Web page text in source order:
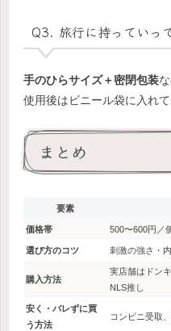
Q3. 旅行に持っていっ
手のひらサイズ＋密閉包装
使用後はビニール袋に入れて
まとめ
要素
価格帯 500〜600円／
選び方のコツ 刺激の強さ・
購入方法
実店舗はドン
NLS推し
安く・バレずに買
う方法
コンビニ受取